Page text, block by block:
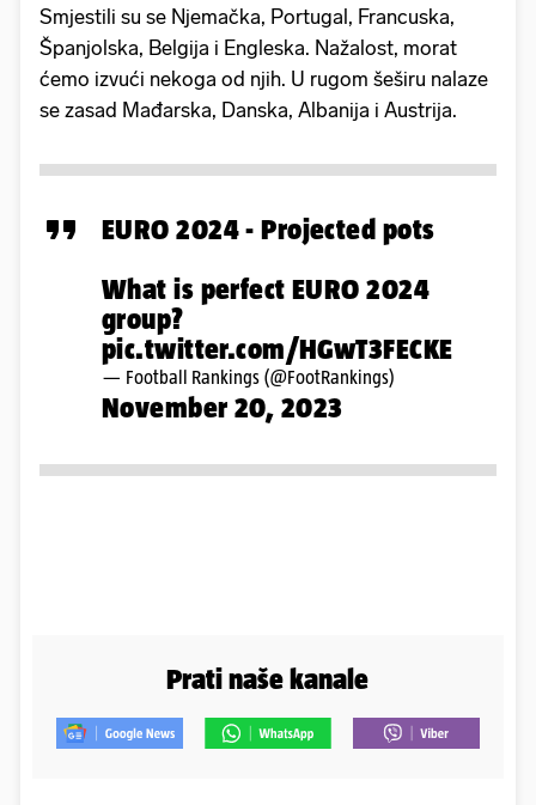
Smjestili su se Njemačka, Portugal, Francuska,
Španjolska, Belgija i Engleska. Nažalost, morat
ćemo izvući nekoga od njih. U rugom šeširu nalaze
se zasad Mađarska, Danska, Albanija i Austrija.
EURO 2024 - Projected pots
What is perfect EURO 2024
group?
pic.twitter.com/HGwT3FECKE
— Football Rankings (@FootRankings)
November 20, 2023
Prati naše kanale